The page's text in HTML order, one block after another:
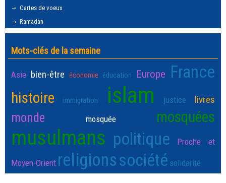
Cartes de voeux
Ramadan
Mots-clés de la semaine
Asie bien-être économie éducation Europe France
histoire immigration islam justice livres
monde mosquée mosquées
musulmans politique Proche et
Moyen-Orient religionssociété solidarité